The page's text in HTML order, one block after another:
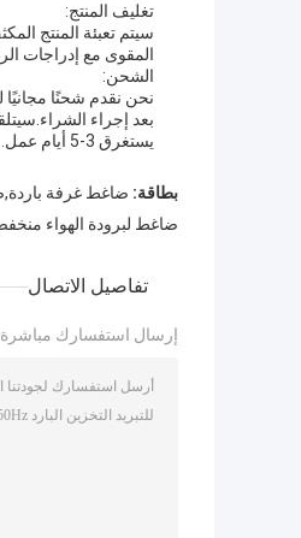
تغليف المنتج:
سيتم تعبئة المنتج
المقوى مع إدراجات
الشحن:
بعد إجراء
يستغرق 3-5 أيام عمل.
بطاقة: ضاغط غرفة
ضاغط لبرودة الهواء منخفضة الحرارة,ضاغط
تفاصيل الاتصال
إرسال استفسارك مباشرة